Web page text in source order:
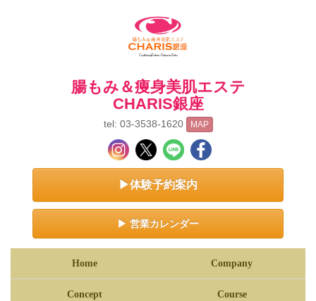
腸もみ＆痩身美肌エステ
CHARIS銀座
tel: 03-3538-1620 MAP
▶体験予約案内
▶ 営業カレンダー
Home Company
Concept Course